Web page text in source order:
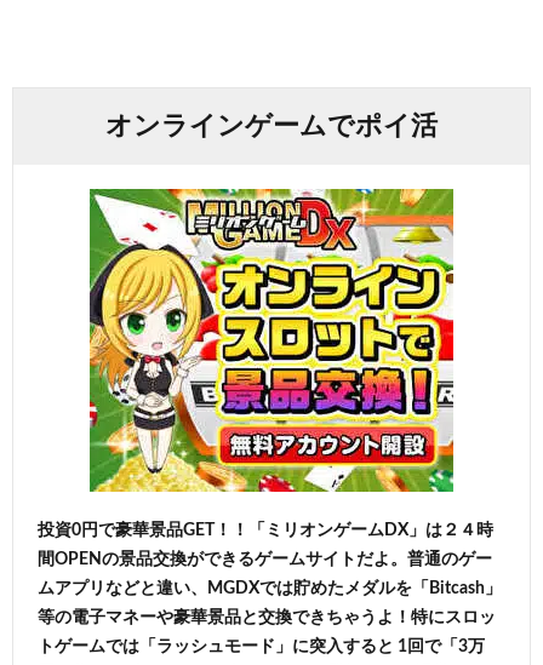
オンラインゲームでポイ活
投資0円で豪華景品GET！！「ミリオンゲームDX」は２４時
間OPENの景品交換ができるゲームサイトだよ。普通のゲー
ムアプリなどと違い、MGDXでは貯めたメダルを「Bitcash」
等の電子マネーや豪華景品と交換できちゃうよ！特にスロッ
トゲームでは「ラッシュモード」に突入すると 1回で「3万